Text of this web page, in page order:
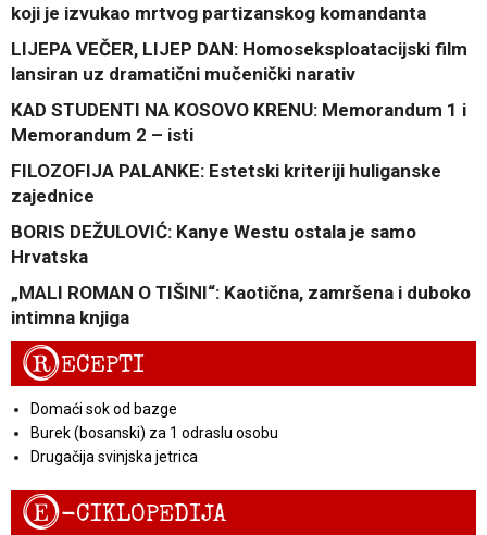
koji je izvukao mrtvog partizanskog komandanta
LIJEPA VEČER, LIJEP DAN: Homoseksploatacijski film
lansiran uz dramatični mučenički narativ
KAD STUDENTI NA KOSOVO KRENU: Memorandum 1 i
Memorandum 2 – isti
FILOZOFIJA PALANKE: Estetski kriteriji huliganske
zajednice
BORIS DEŽULOVIĆ: Kanye Westu ostala je samo
Hrvatska
„MALI ROMAN O TIŠINI“: Kaotična, zamršena i duboko
intimna knjiga
RECEPTI
Domaći sok od bazge
Burek (bosanski) za 1 odraslu osobu
Drugačija svinjska jetrica
E-CIKLOPEDIJA